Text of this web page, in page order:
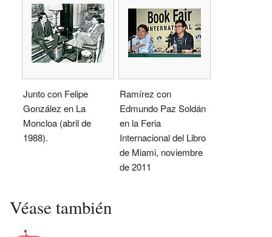
Junto con Felipe
González en La
Moncloa (abril de
1988).
Ramírez con
Edmundo Paz Soldán
en la Feria
Internacional del Libro
de Miami, noviembre
de 2011
Véase también